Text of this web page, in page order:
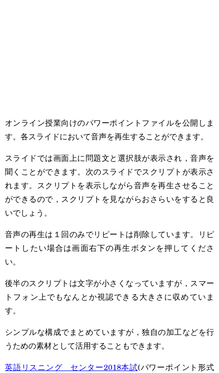
オンライン授業向けのパワーポイントファイルを公開しま
す。各スライドにおいて音声を再生することができます。
スライドでは画面上に問題文と選択肢が表示され，音声を
聞くことができます。次のスライドでスクリプトが表示さ
れます。スクリプトを表示しながら音声を再生させること
ができるので，スクリプトを見ながらおさらいをすると良
いでしょう。
音声の再生は１回のみでリピートは削除しています。リピ
ートしたい場合は画面右下の再生ボタンを押してくださ
い。
後半のスクリプトは文字が小さくなっていますが，スマー
トフォン上でもなんとか視認できる大きさに収めていま
す。
シンプルな構成でまとめていますが，独自の加工などを行
うための素材として活用することもできます。
英語リスニング センター2018本試(パワーポイント形式